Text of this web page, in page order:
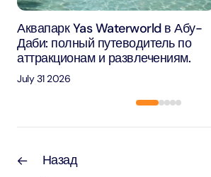
Аквапарк Yas Waterworld в Абу-
Даби: полный путеводитель по
аттракционам и развлечениям.
July 31 2026
Назад